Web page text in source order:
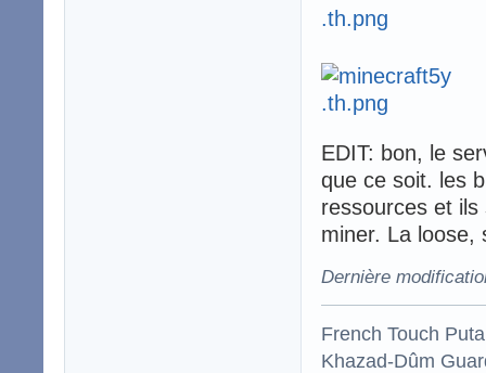
EDIT: bon, le
que ce soit. les
ressources et
miner. La
Dernière
French Touch
Khazad-Dûm